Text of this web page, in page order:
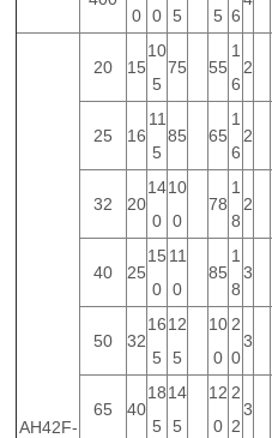
0 0 5 5 6
AH42F-
20 15
10
5
75 55
1
6
2
25 16
11
5
85 65
1
6
2
32 20
14
0
10
0
78
1
8
2
40 25
15
0
11
0
85
1
8
3
50 32
16
5
12
5
10
0
2
0
3
65 40
18
5
14
5
12
0
2
2
3